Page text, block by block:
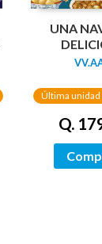
UNA
Última
Q.